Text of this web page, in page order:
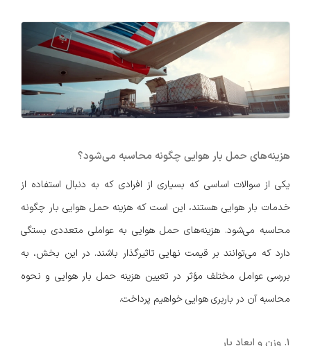
هزینه‌های حمل بار هوایی چگونه محاسبه می‌شود؟
یکی از سوالات اساسی که بسیاری از افرادی که به دنبال استفاده از
خدمات بار هوایی هستند، این است که هزینه حمل هوایی بار چگونه
محاسبه می‌شود. هزینه‌های حمل هوایی به عواملی متعددی بستگی
دارد که می‌توانند بر قیمت نهایی تاثیرگذار باشند. در این بخش، به
بررسی عوامل مختلف مؤثر در تعیین هزینه حمل بار هوایی و نحوه
محاسبه آن در باربری هوایی خواهیم پرداخت.
۱. وزن و ابعاد بار